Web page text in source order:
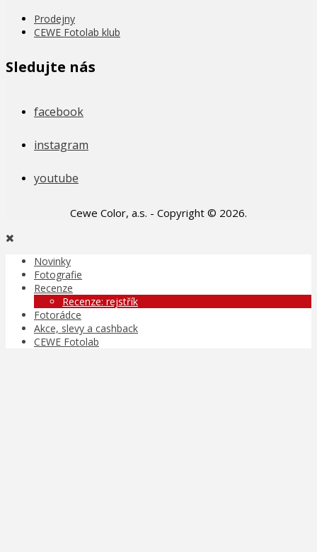
Prodejny
CEWE Fotolab klub
Sledujte nás
facebook
instagram
youtube
Cewe Color, a.s. - Copyright © 2026.
Novinky
Fotografie
Recenze
Recenze: rejstřík
Fotorádce
Akce, slevy a cashback
CEWE Fotolab